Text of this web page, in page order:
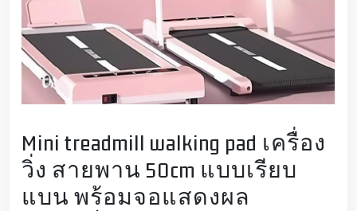
Mini treadmill walking pad เครื่อง
วิ่ง สายพาน 50cm แบบเรียบ
แบน พร้อมจอแสดงผล